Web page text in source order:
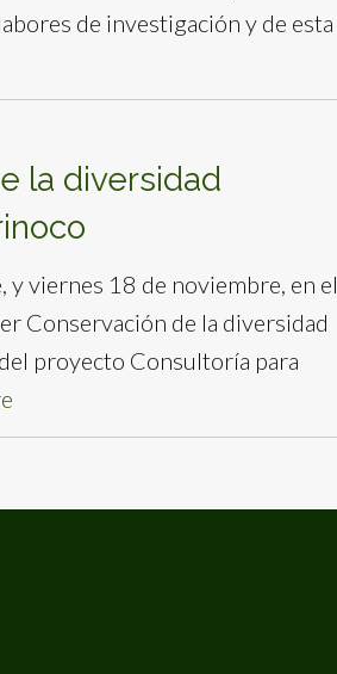
de investigación y de esta
la diversidad
y viernes 18 de noviembre, en el
Conservación de la diversidad
proyecto Consultoría para